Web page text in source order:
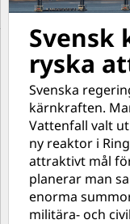
Svensk
ryska
Svenska
kärnkraften.
Vattenfall valt
ny reaktor i
attraktivt mål
planerar man
enorma
militära- och